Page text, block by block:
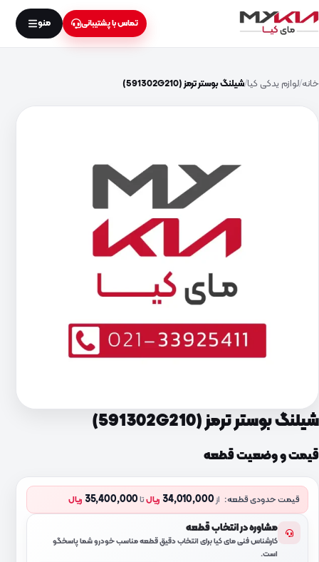
تماس با پشتیبانی منو
خانه لوازم یدکی کیا شیلنگ بوستر ترمز (591302G210)
شیلنگ بوستر ترمز (591302G210)
قیمت و وضعیت قطعه
قیمت حدودی قطعه: از34,010,000 ریالتا35,400,000 ریال
مشاوره در انتخاب قطعه
کارشناس فنی مای کیا برای انتخاب دقیق قطعه مناسب خودرو شما پاسخگو
است.